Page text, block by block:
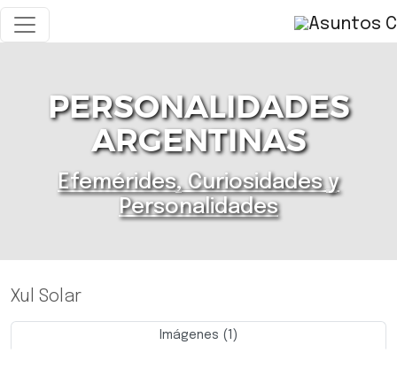
PERSONALIDADES
ARGENTINAS
Efemérides, Curiosidades y
Personalidades
Xul Solar
Imágenes (1)